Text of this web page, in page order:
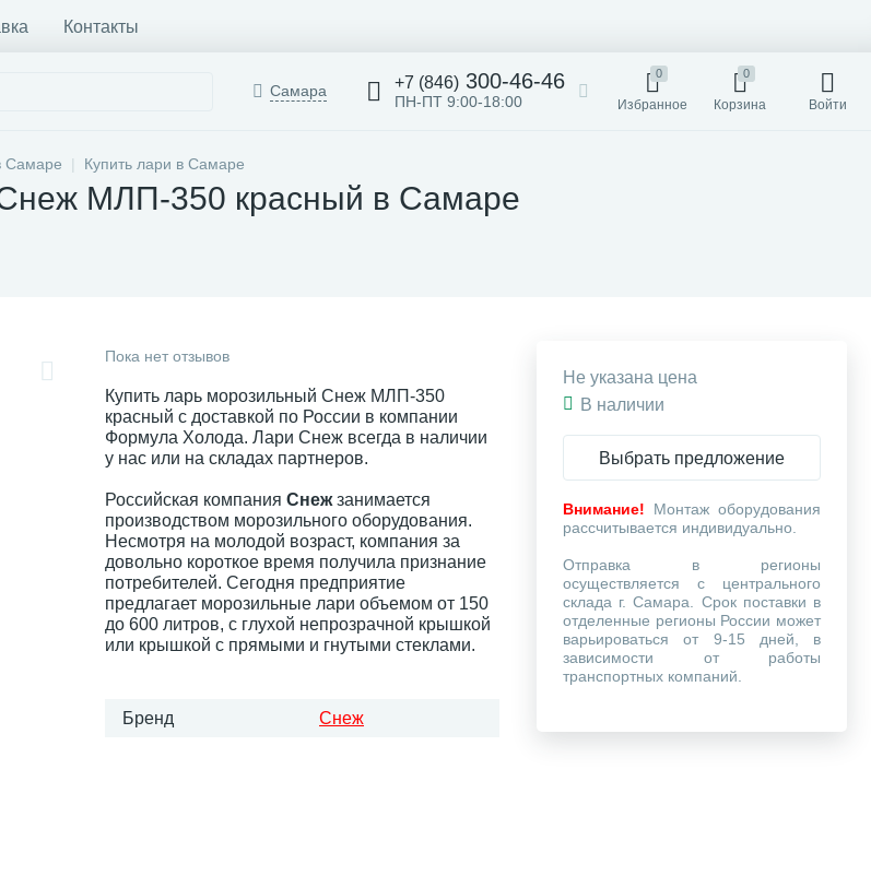
Контакты
Самара +7 (846) 300-46-46
ПН-ПТ 9:00-18:00
0
Избранное
0
Корзина Войти
Самаре Купить лари в Самаре
МЛП-350 красный в Самаре
Пока нет отзывов
Купить ларь морозильный Снеж МЛП-350
красный с доставкой по России в компании
Формула Холода. Лари Снеж всегда в наличии
у нас или на складах партнеров.
Российская компания Снежзанимается
производством морозильного оборудования.
Несмотря на молодой возраст, компания за
довольно короткое время получила признание
потребителей. Сегодня предприятие
предлагает морозильные лари объемом от 150
до 600 литров, с глухой непрозрачной крышкой
или крышкой с прямыми и гнутыми стеклами.
Бренд Снеж
Не указана цена
В наличии
Выбрать предложение
Внимание! Монтаж оборудования
рассчитывается индивидуально.
Отправка в регионы
осуществляется с центрального
склада г. Самара. Срок поставки в
отделенные регионы России может
варьироваться от 9-15 дней, в
зависимости от работы
транспортных компаний.